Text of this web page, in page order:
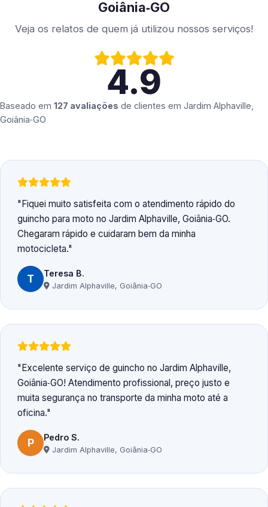
Goiânia‑GO
Veja os relatos de quem já utilizou nossos serviços!
4.9
Baseado em 127 avaliações de clientes em Jardim Alphaville,
Goiânia‑GO
Fiquei muito satisfeita com o atendimento rápido do
guincho para moto no Jardim Alphaville, Goiânia‑GO.
Chegaram rápido e cuidaram bem da minha
motocicleta.
T Teresa B.
Jardim Alphaville, Goiânia‑GO
Excelente serviço de guincho no Jardim Alphaville,
Goiânia‑GO! Atendimento profissional, preço justo e
muita segurança no transporte da minha moto até a
oficina.
P Pedro S.
Jardim Alphaville, Goiânia‑GO